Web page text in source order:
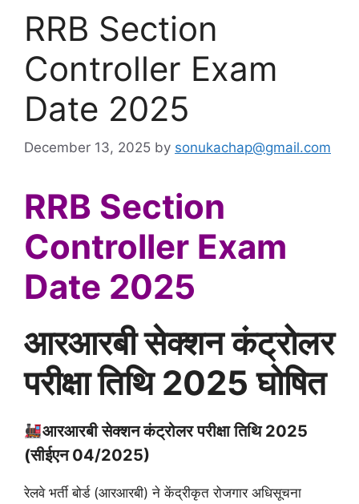
RRB Section
Controller Exam
Date 2025
December 13, 2025 by sonukachap@gmail.com
RRB Section
Controller Exam
Date 2025
आरआरबी सेक्शन कंट्रोलर
परीक्षा तिथि 2025 घोषित
आरआरबी सेक्शन कंट्रोलर परीक्षा तिथि 2025
(सीईएन 04/2025)
रेलवे भर्ती बोर्ड (आरआरबी) ने केंद्रीकृत रोजगार अधिसूचना